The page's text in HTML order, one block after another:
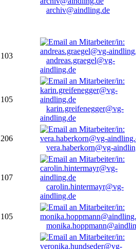
archiv@aindling.de
103
andreas.graegel@vg-
aindling.de
105
karin.greifenegger@vg-
aindling.de
206
vera.haberkorn@vg-
107
carolin.hintermayr@vg-
aindling.de
105